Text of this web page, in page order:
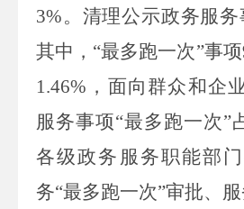
3%。清理公示政务服务
其中， “最多跑一次”事项
1.46% ，面向群众和企
服务事项“最多跑一次”
各级政务服务职能部
务“最多跑一次”审批、